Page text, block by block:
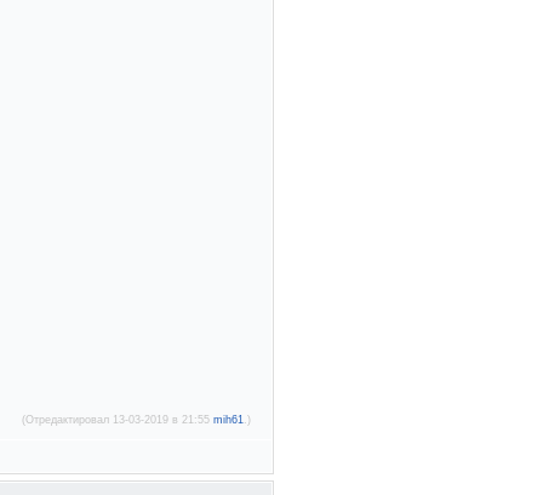
(Отредактировал 13-03-2019 в 21:55 mih61.)